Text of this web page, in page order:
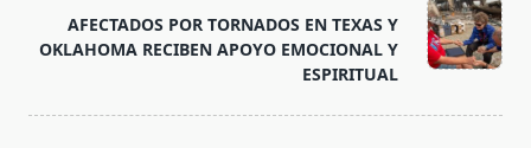
reader-
text">Página</span>
AFECTADOS POR TORNADOS EN TEXAS Y
OKLAHOMA RECIBEN APOYO EMOCIONAL Y
ESPIRITUAL